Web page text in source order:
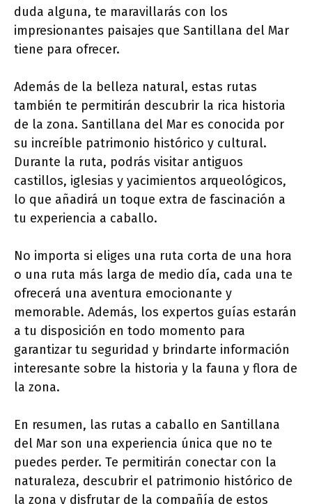
duda alguna, te maravillarás con los
impresionantes paisajes que Santillana del Mar
tiene para ofrecer.
Además de la belleza natural, estas rutas
también te permitirán descubrir la rica historia
de la zona. Santillana del Mar es conocida por
su increíble patrimonio histórico y cultural.
Durante la ruta, podrás visitar antiguos
castillos, iglesias y yacimientos arqueológicos,
lo que añadirá un toque extra de fascinación a
tu experiencia a caballo.
No importa si eliges una ruta corta de una hora
o una ruta más larga de medio día, cada una te
ofrecerá una aventura emocionante y
memorable. Además, los expertos guías estarán
a tu disposición en todo momento para
garantizar tu seguridad y brindarte información
interesante sobre la historia y la fauna y flora de
la zona.
En resumen, las rutas a caballo en Santillana
del Mar son una experiencia única que no te
puedes perder. Te permitirán conectar con la
naturaleza, descubrir el patrimonio histórico de
la zona y disfrutar de la compañía de estos